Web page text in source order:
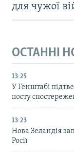
для чужої
ОСТАННІ
13:25
У Генштабі
посту
13:23
Нова Зеландія
Росії